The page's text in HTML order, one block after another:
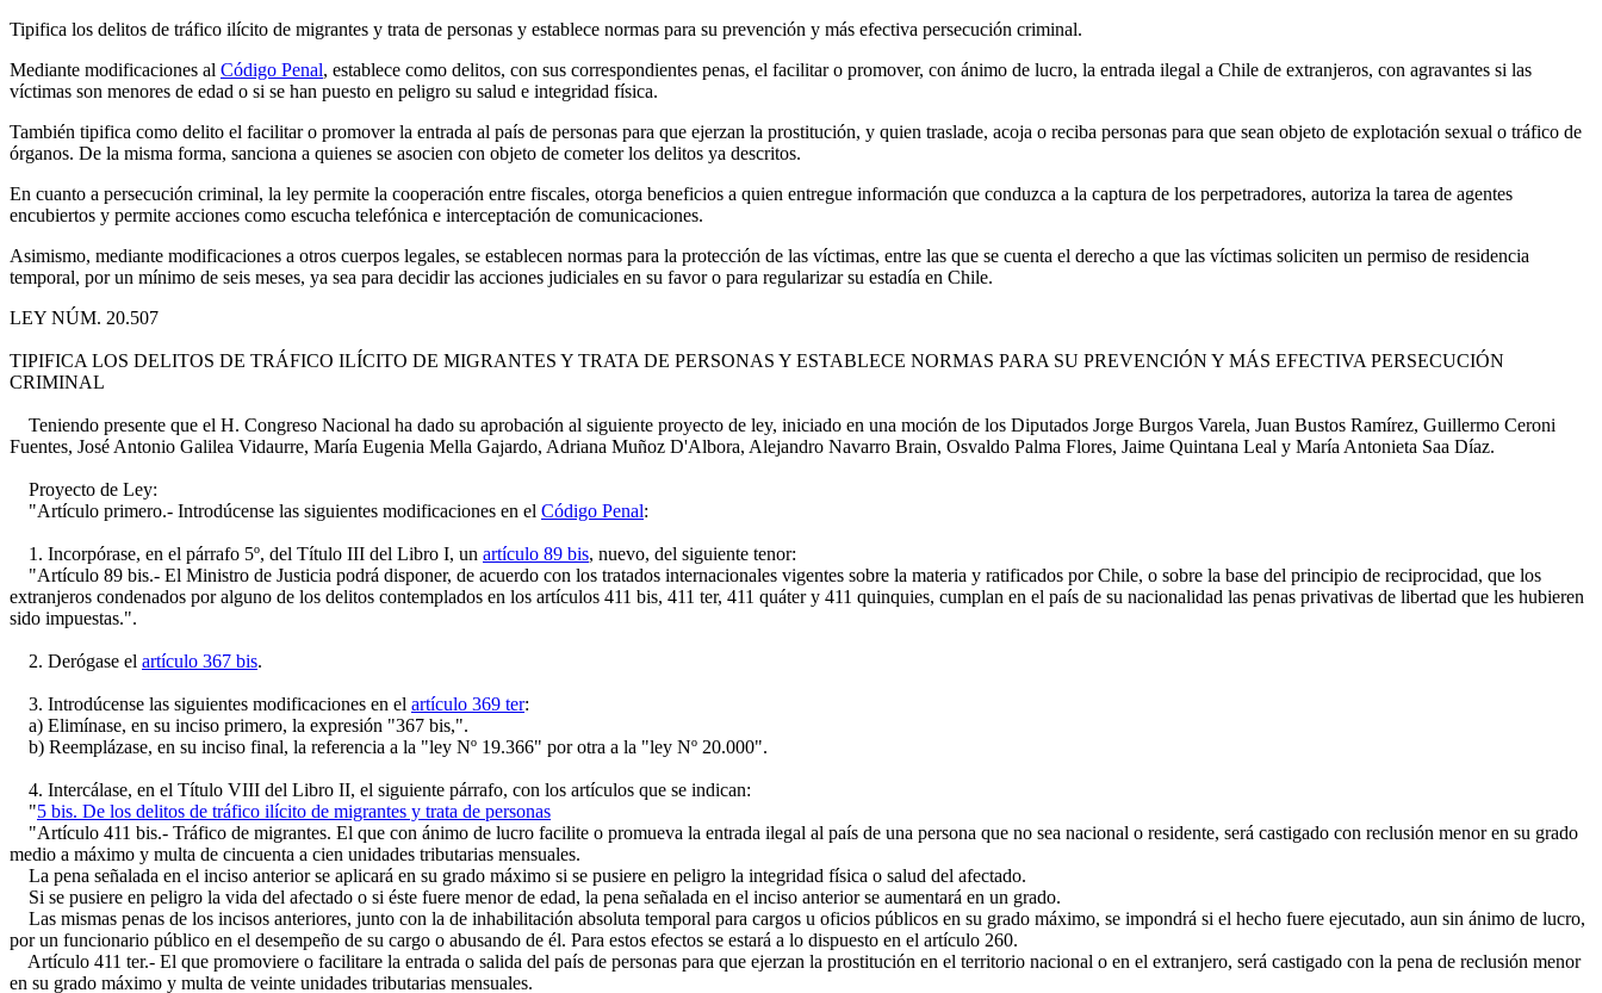
Tipifica los delitos de tráfico ilícito de migrantes y trata de personas y establece normas para su prevención y más efectiva persecución criminal.
Mediante modificaciones al Código Penal, establece como delitos, con sus correspondientes penas, el facilitar o promover, con ánimo de lucro, la entrada ilegal a Chile de extranjeros, con agravantes si las
víctimas son menores de edad o si se han puesto en peligro su salud e integridad física.
También tipifica como delito el facilitar o promover la entrada al país de personas para que ejerzan la prostitución, y quien traslade, acoja o reciba personas para que sean objeto de explotación sexual o tráfico de
órganos. De la misma forma, sanciona a quienes se asocien con objeto de cometer los delitos ya descritos.
En cuanto a persecución criminal, la ley permite la cooperación entre fiscales, otorga beneficios a quien entregue información que conduzca a la captura de los perpetradores, autoriza la tarea de agentes
encubiertos y permite acciones como escucha telefónica e interceptación de comunicaciones.
Asimismo, mediante modificaciones a otros cuerpos legales, se establecen normas para la protección de las víctimas, entre las que se cuenta el derecho a que las víctimas soliciten un permiso de residencia
temporal, por un mínimo de seis meses, ya sea para decidir las acciones judiciales en su favor o para regularizar su estadía en Chile.
LEY NÚM. 20.507
TIPIFICA LOS DELITOS DE TRÁFICO ILÍCITO DE MIGRANTES Y TRATA DE PERSONAS Y ESTABLECE NORMAS PARA SU PREVENCIÓN Y MÁS EFECTIVA PERSECUCIÓN
CRIMINAL
Teniendo presente que el H. Congreso Nacional ha dado su aprobación al siguiente proyecto de ley, iniciado en una moción de los Diputados Jorge Burgos Varela, Juan Bustos Ramírez, Guillermo Ceroni
Fuentes, José Antonio Galilea Vidaurre, María Eugenia Mella Gajardo, Adriana Muñoz D'Albora, Alejandro Navarro Brain, Osvaldo Palma Flores, Jaime Quintana Leal y María Antonieta Saa Díaz.
Proyecto de Ley:
"Artículo primero.- Introdúcense las siguientes modificaciones en el Código Penal:
1. Incorpórase, en el párrafo 5º, del Título III del Libro I, un artículo 89 bis, nuevo, del siguiente tenor:
"Artículo 89 bis.- El Ministro de Justicia podrá disponer, de acuerdo con los tratados internacionales vigentes sobre la materia y ratificados por Chile, o sobre la base del principio de reciprocidad, que los
extranjeros condenados por alguno de los delitos contemplados en los artículos 411 bis, 411 ter, 411 quáter y 411 quinquies, cumplan en el país de su nacionalidad las penas privativas de libertad que les hubieren
sido impuestas.".
2. Derógase el artículo 367 bis.
3. Introdúcense las siguientes modificaciones en el artículo 369 ter:
a) Elimínase, en su inciso primero, la expresión "367 bis,".
b) Reemplázase, en su inciso final, la referencia a la "ley Nº 19.366" por otra a la "ley Nº 20.000".
4. Intercálase, en el Título VIII del Libro II, el siguiente párrafo, con los artículos que se indican:
"5 bis. De los delitos de tráfico ilícito de migrantes y trata de personas
"Artículo 411 bis.- Tráfico de migrantes. El que con ánimo de lucro facilite o promueva la entrada ilegal al país de una persona que no sea nacional o residente, será castigado con reclusión menor en su grado
medio a máximo y multa de cincuenta a cien unidades tributarias mensuales.
La pena señalada en el inciso anterior se aplicará en su grado máximo si se pusiere en peligro la integridad física o salud del afectado.
Si se pusiere en peligro la vida del afectado o si éste fuere menor de edad, la pena señalada en el inciso anterior se aumentará en un grado.
Las mismas penas de los incisos anteriores, junto con la de inhabilitación absoluta temporal para cargos u oficios públicos en su grado máximo, se impondrá si el hecho fuere ejecutado, aun sin ánimo de lucro,
por un funcionario público en el desempeño de su cargo o abusando de él. Para estos efectos se estará a lo dispuesto en el artículo 260.
Artículo 411 ter.- El que promoviere o facilitare la entrada o salida del país de personas para que ejerzan la prostitución en el territorio nacional o en el extranjero, será castigado con la pena de reclusión menor
en su grado máximo y multa de veinte unidades tributarias mensuales.